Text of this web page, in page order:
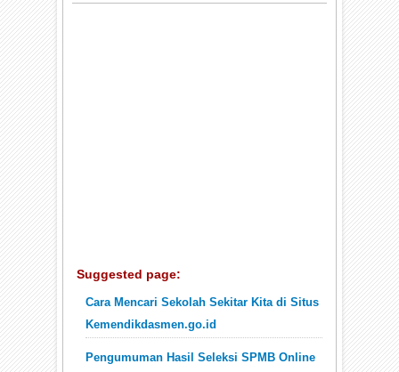
Suggested page:
Cara Mencari Sekolah Sekitar Kita di Situs
Kemendikdasmen.go.id
Pengumuman Hasil Seleksi SPMB Online